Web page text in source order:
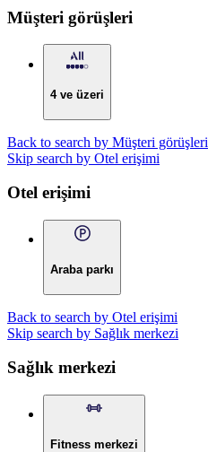
Müşteri görüşleri
4 ve üzeri
Back to search by Müşteri görüşleri
Skip search by Otel erişimi
Otel erişimi
Araba parkı
Back to search by Otel erişimi
Skip search by Sağlık merkezi
Sağlık merkezi
Fitness merkezi